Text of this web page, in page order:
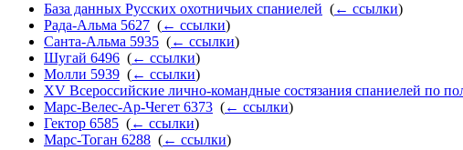
База данных Русских охотничьих спаниелей (← ссылки)
Рада-Альма 5627 (← ссылки)
Санта-Альма 5935 (← ссылки)
Шугай 6496 (← ссылки)
Молли 5939 (← ссылки)
XV Всероссийские лично-командные состязания спаниелей по
Марс-Велес-Ар-Чегет 6373 (← ссылки)
Гектор 6585 (← ссылки)
Марс-Тоган 6288 (← ссылки)